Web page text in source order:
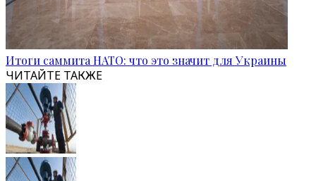
Итоги саммита НАТО: что это значит для Украины
ЧИТАЙТЕ ТАКЖЕ